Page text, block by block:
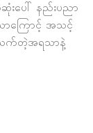
းပေါ် နည်းပညာ
ာကြောင့် အသင့်
သက်တဲ့အရသာနဲ့